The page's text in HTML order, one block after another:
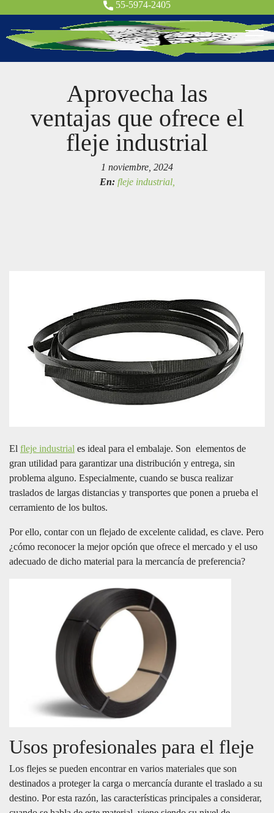
55-5974-2405
Aprovecha las
ventajas que ofrece el
fleje industrial
1 noviembre, 2024
En: fleje industrial,
El fleje industrial es ideal para el embalaje. Son elementos de
gran utilidad para garantizar una distribución y entrega, sin
problema alguno. Especialmente, cuando se busca realizar
traslados de largas distancias y transportes que ponen a prueba el
cerramiento de los bultos.
Por ello, contar con un flejado de excelente calidad, es clave. Pero
¿cómo reconocer la mejor opción que ofrece el mercado y el uso
adecuado de dicho material para la mercancía de preferencia?
Usos profesionales para el fleje
Los flejes se pueden encontrar en varios materiales que son
destinados a proteger la carga o mercancía durante el traslado a su
destino. Por esta razón, las características principales a considerar,